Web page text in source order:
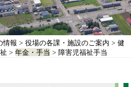
情報 > 役場の各課・施設のご案内 > 健
> 年金・手当 > 障害児福祉手当